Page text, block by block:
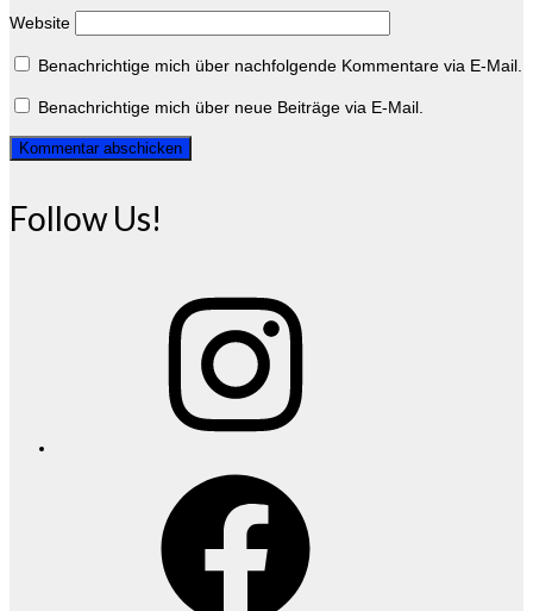
Website
Benachrichtige mich über nachfolgende Kommentare via E-Mail.
Benachrichtige mich über neue Beiträge via E-Mail.
Follow Us!